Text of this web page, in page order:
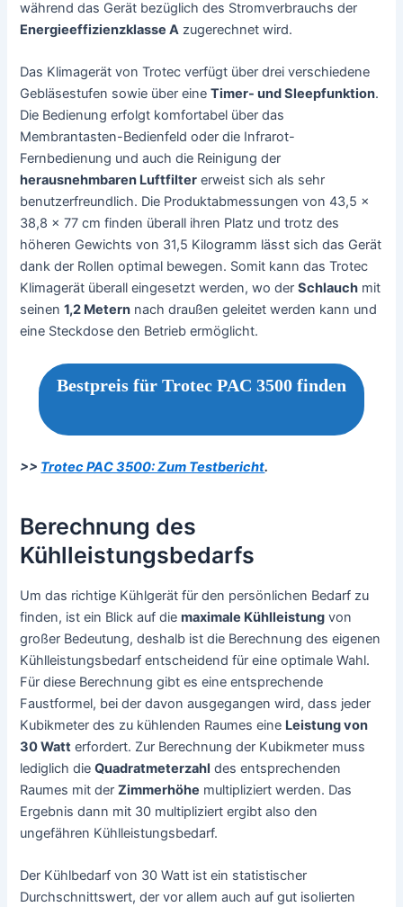
während das Gerät bezüglich des Stromverbrauchs der
Energieeffizienzklasse A zugerechnet wird.
Das Klimagerät von Trotec verfügt über drei verschiedene
Gebläsestufen sowie über eineTimer- und Sleepfunktion.
Die Bedienung erfolgt komfortabel über das
Membrantasten-Bedienfeld oder die Infrarot-
Fernbedienung und auch die Reinigung der
herausnehmbaren Luftfilter erweist sich als sehr
benutzerfreundlich. Die Produktabmessungen von 43,5 x
38,8 x 77 cm finden überall ihren Platz und trotz des
höheren Gewichts von 31,5 Kilogramm lässt sich das Gerät
dank der Rollen optimal bewegen. Somit kann das Trotec
Klimagerät überall eingesetzt werden, wo derSchlauch mit
seinen1,2 Metern nach draußen geleitet werden kann und
eine Steckdose den Betrieb ermöglicht.
Bestpreis für Trotec PAC 3500 finden
>> Trotec PAC 3500: Zum Testbericht.
Berechnung des
Kühlleistungsbedarfs
Um das richtige Kühlgerät für den persönlichen Bedarf zu
finden, ist ein Blick auf diemaximale Kühlleistung von
großer Bedeutung, deshalb ist die Berechnung des eigenen
Kühlleistungsbedarf entscheidend für eine optimale Wahl.
Für diese Berechnung gibt es eine entsprechende
Faustformel, bei der davon ausgegangen wird, dass jeder
Kubikmeter des zu kühlenden Raumes eine Leistung von
30 Watt erfordert. Zur Berechnung der Kubikmeter muss
lediglich dieQuadratmeterzahl des entsprechenden
Raumes mit derZimmerhöhe multipliziert werden. Das
Ergebnis dann mit 30 multipliziert ergibt also den
ungefähren Kühlleistungsbedarf.
Der Kühlbedarf von 30 Watt ist ein statistischer
Durchschnittswert, der vor allem auch auf gut isolierten